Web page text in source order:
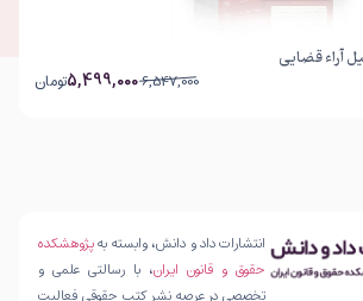
6,547,000
5,499,000تومان
انتشارات داد و دانش، وابسته بهپژوهشکده
حقوق و قانون ایران، با رسالتی علمی و
تخصصی در عرصه نشر کتب حقوقی فعالیت